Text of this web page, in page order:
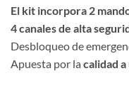
El kit incorpora 2
4 canales de alta
Desbloqueo de
Apuesta por la calidad